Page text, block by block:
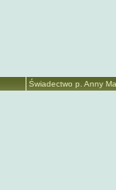
Świadectwo p. Anny